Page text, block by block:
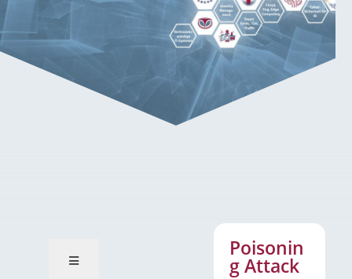
Poisonin
g Attack